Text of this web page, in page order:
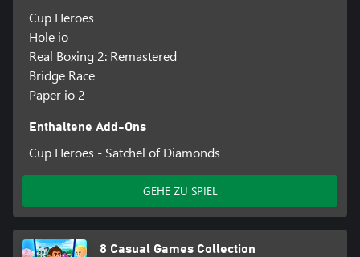
Cup Heroes
Hole io
Real Boxing 2: Remastered
Bridge Race
Paper io 2
Enthaltene Add-Ons
Cup Heroes - Satchel of Diamonds
GEHE ZU SPIEL
8 Casual Games Collection